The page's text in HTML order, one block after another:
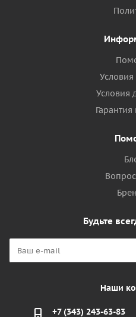
Условия
Гарантия
Будьте
Наши
+7 (343) 243-63-83